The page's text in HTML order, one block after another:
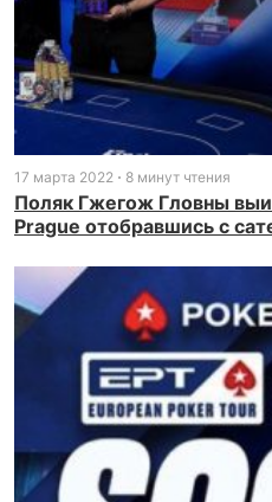
17 марта 2022 8 минут чтения
Поляк Гжегож Гловны
Prague отобравшись с